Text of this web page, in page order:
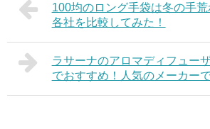
100均のロング手袋は冬の手荒
各社を比較してみた！
ラサーナのアロマディフュー
でおすすめ！人気のメーカーで